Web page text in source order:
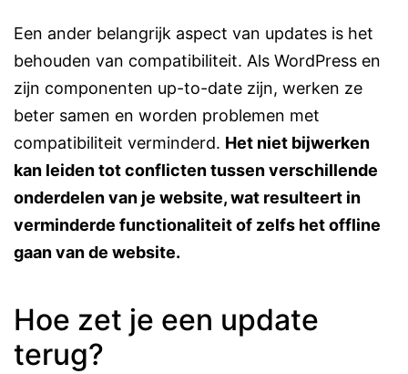
Een ander belangrijk aspect van updates is het
behouden van compatibiliteit. Als WordPress en
zijn componenten up-to-date zijn, werken ze
beter samen en worden problemen met
compatibiliteit verminderd. Het niet bijwerken
kan leiden tot conflicten tussen verschillende
onderdelen van je website, wat resulteert in
verminderde functionaliteit of zelfs het offline
gaan van de website.
Hoe zet je een update
terug?